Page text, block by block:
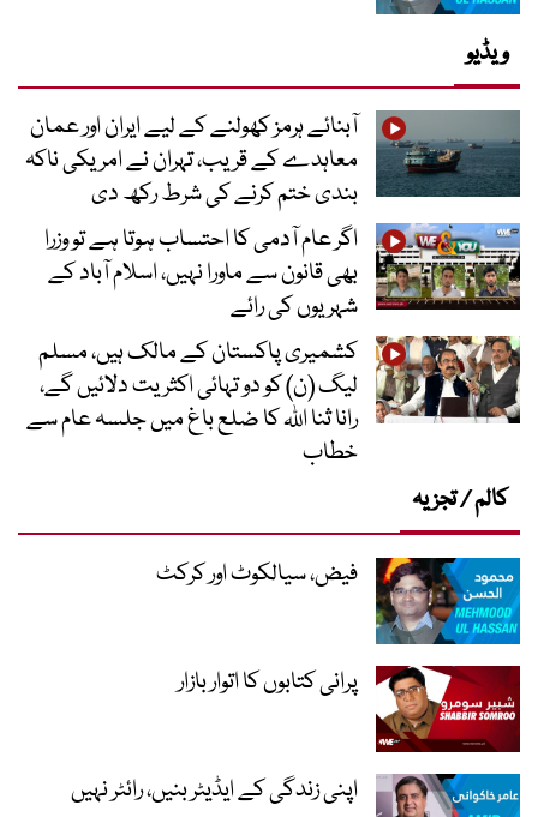
ویڈیو
آبنائے ہرمز کھولنے کے لیے ایران اور عمان
معاہدے کے قریب، تہران نے امریکی ناکہ
بندی ختم کرنے کی شرط رکھ دی
اگر عام آدمی کا احتساب ہوتا ہے تو وزرا
بھی قانون سے ماورا نہیں، اسلام آباد کے
شہریوں کی رائے
کشمیری پاکستان کے مالک ہیں، مسلم
لیگ (ن) کو دو تہائی اکثریت دلائیں گے،
رانا ثنا اللہ کا ضلع باغ میں جلسہ عام سے
خطاب
کالم / تجزیہ
فیض، سیالکوٹ اور کرکٹ
پرانی کتابوں کا اتوار بازار
اپنی زندگی کے ایڈیٹر بنیں، رائٹر نہیں